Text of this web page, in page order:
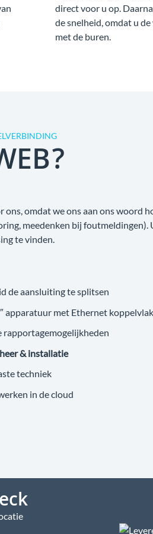
direct voor u op.
de snelheid, omdat u
met de buren.
omdat we ons aan ons woord
meedenken bij foutmeldingen).
te vinden.
de aansluiting te splitsen
apparatuur met Ethernet
rapportagemogelijkheden
& installatie
techniek
in de cloud